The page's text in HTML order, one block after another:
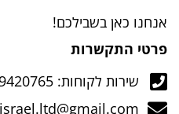
אנחנו כאן בשבילכם!
פרטי התקשרות
שירות לקוחות: 08-9420765